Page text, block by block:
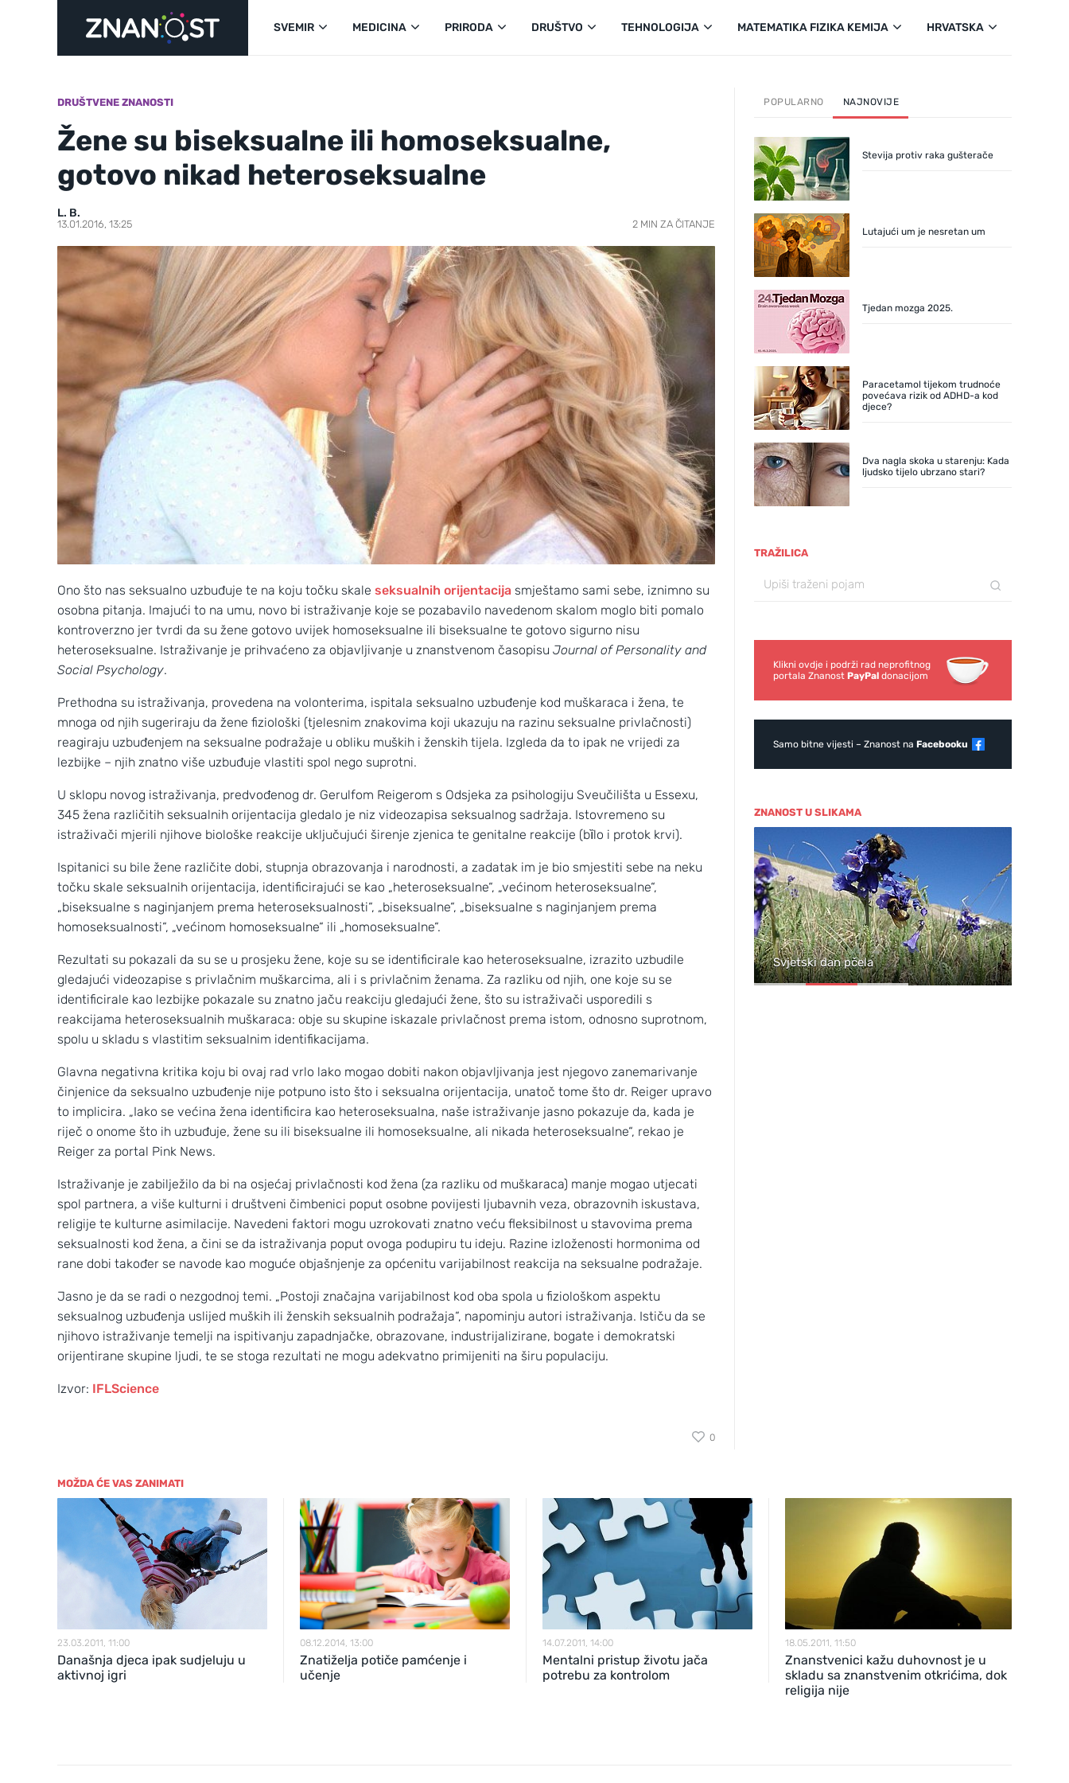
SVEMIR MEDICINA PRIRODA DRUŠTVO TEHNOLOGIJA MATEMATIKA FIZIKA KEMIJA HRVATSKA
DRUŠTVENE ZNANOSTI
Žene su biseksualne ili homoseksualne,
gotovo nikad heteroseksualne
L. B.
13.01.2016, 13:25 2 MIN ZA ČITANJE
Ono što nas seksualno uzbuđuje te na koju točku skale seksualnih orijentacija smještamo sami sebe, iznimno su
osobna pitanja. Imajući to na umu, novo bi istraživanje koje se pozabavilo navedenom skalom moglo biti pomalo
kontroverzno jer tvrdi da su žene gotovo uvijek homoseksualne ili biseksualne te gotovo sigurno nisu
heteroseksualne. Istraživanje je prihvaćeno za objavljivanje u znanstvenom časopisu Journal of Personality and
Social Psychology.
Prethodna su istraživanja, provedena na volonterima, ispitala seksualno uzbuđenje kod muškaraca i žena, te
mnoga od njih sugeriraju da žene fiziološki (tjelesnim znakovima koji ukazuju na razinu seksualne privlačnosti)
reagiraju uzbuđenjem na seksualne podražaje u obliku muških i ženskih tijela. Izgleda da to ipak ne vrijedi za
lezbijke – njih znatno više uzbuđuje vlastiti spol nego suprotni.
U sklopu novog istraživanja, predvođenog dr. Gerulfom Reigerom s Odsjeka za psihologiju Sveučilišta u Essexu,
345 žena različitih seksualnih orijentacija gledalo je niz videozapisa seksualnog sadržaja. Istovremeno su
istraživači mjerili njihove biološke reakcije uključujući širenje zjenica te genitalne reakcije (bȉlo i protok krvi).
Ispitanici su bile žene različite dobi, stupnja obrazovanja i narodnosti, a zadatak im je bio smjestiti sebe na neku
točku skale seksualnih orijentacija, identificirajući se kao „heteroseksualne“, „većinom heteroseksualne“,
„biseksualne s naginjanjem prema heteroseksualnosti“, „biseksualne“, „biseksualne s naginjanjem prema
homoseksualnosti“, „većinom homoseksualne“ ili „homoseksualne“.
Rezultati su pokazali da su se u prosjeku žene, koje su se identificirale kao heteroseksualne, izrazito uzbudile
gledajući videozapise s privlačnim muškarcima, ali i s privlačnim ženama. Za razliku od njih, one koje su se
identificirale kao lezbijke pokazale su znatno jaču reakciju gledajući žene, što su istraživači usporedili s
reakcijama heteroseksualnih muškaraca: obje su skupine iskazale privlačnost prema istom, odnosno suprotnom,
spolu u skladu s vlastitim seksualnim identifikacijama.
Glavna negativna kritika koju bi ovaj rad vrlo lako mogao dobiti nakon objavljivanja jest njegovo zanemarivanje
činjenice da seksualno uzbuđenje nije potpuno isto što i seksualna orijentacija, unatoč tome što dr. Reiger upravo
to implicira. „Iako se većina žena identificira kao heteroseksualna, naše istraživanje jasno pokazuje da, kada je
riječ o onome što ih uzbuđuje, žene su ili biseksualne ili homoseksualne, ali nikada heteroseksualne“, rekao je
Reiger za portal Pink News.
Istraživanje je zabilježilo da bi na osjećaj privlačnosti kod žena (za razliku od muškaraca) manje mogao utjecati
spol partnera, a više kulturni i društveni čimbenici poput osobne povijesti ljubavnih veza, obrazovnih iskustava,
religije te kulturne asimilacije. Navedeni faktori mogu uzrokovati znatno veću fleksibilnost u stavovima prema
seksualnosti kod žena, a čini se da istraživanja poput ovoga podupiru tu ideju. Razine izloženosti hormonima od
rane dobi također se navode kao moguće objašnjenje za općenitu varijabilnost reakcija na seksualne podražaje.
Jasno je da se radi o nezgodnoj temi. „Postoji značajna varijabilnost kod oba spola u fiziološkom aspektu
seksualnog uzbuđenja uslijed muških ili ženskih seksualnih podražaja“, napominju autori istraživanja. Ističu da se
njihovo istraživanje temelji na ispitivanju zapadnjačke, obrazovane, industrijalizirane, bogate i demokratski
orijentirane skupine ljudi, te se stoga rezultati ne mogu adekvatno primijeniti na širu populaciju.
Izvor: IFLScience
0
POPULARNO NAJNOVIJE
Stevija protiv raka gušterače
Lutajući um je nesretan um
Tjedan mozga 2025.
Paracetamol tijekom trudnoće
povećava rizik od ADHD-a kod
djece?
Dva nagla skoka u starenju: Kada
ljudsko tijelo ubrzano stari?
TRAŽILICA
Klikni ovdje i podrži rad neprofitnog
portala Znanost PayPal donacijom
Samo bitne vijesti – Znanost na Facebooku
ZNANOST U SLIKAMA
Wild Croatia Nove slike prekrasnih obližnjih galaksija Svjetski dan pčela
3
MOŽDA ĆE VAS ZANIMATI
23.03.2011, 11:00
Današnja djeca ipak sudjeluju u
aktivnoj igri
08.12.2014, 13:00
Znatiželja potiče pamćenje i
učenje
14.07.2011, 14:00
Mentalni pristup životu jača
potrebu za kontrolom
18.05.2011, 11:50
Znanstvenici kažu duhovnost je u
skladu sa znanstvenim otkrićima, dok
religija nije